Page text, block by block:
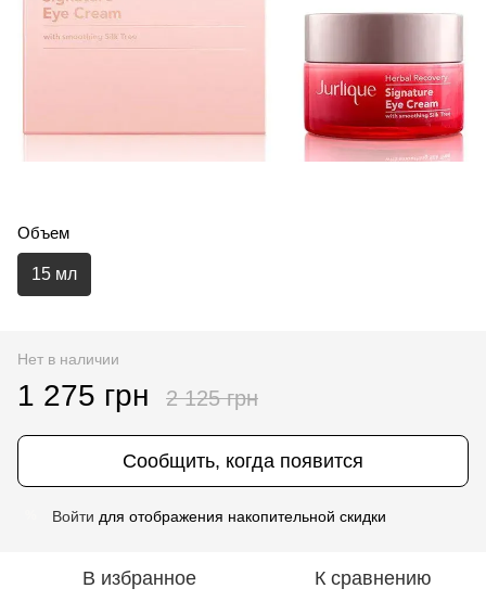
Объем
15 мл
Нет в наличии
1 275 грн 2 125 грн
Сообщить, когда появится
Войти для отображения накопительной скидки
В избранное К сравнению